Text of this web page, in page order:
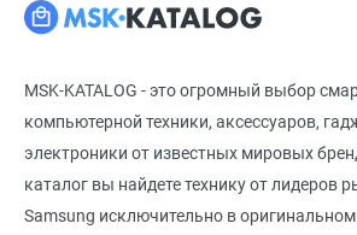
MSK-KATALOG - это огромный выбор
компьютерной техники, аксессуаров,
электроники от известных мировых
каталог вы найдете технику от лидеров
Samsung исключительно в